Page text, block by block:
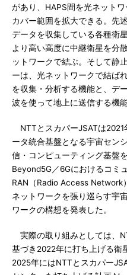
があり、HAPS間を光ネット
カバー範囲を拡大できる。先
データを収集している各種衛
より高い高度に中継衛星を分
ットワークで結ぶ。そして静
ーは、光ネットワークで結ば
を収集・分析する機能と、デ
波を使って地上に送信する機
NTTとスカパーJSATは2021
ータ統合基盤となる宇宙セン
信・コンピューティング基盤
Beyond5G／6Gにおけるコミ
RAN（Radio Access Network
ネットワークを張り巡らす宇
ワークの構想を発表した。
実際の取り組みとしては、
基づき2022年に打ち上げる衛
2025年にはNTTとスカパー